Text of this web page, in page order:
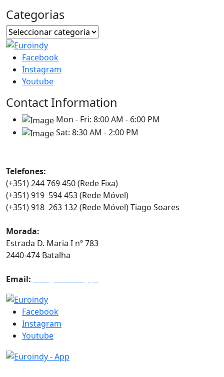
Categorias
Facebook
Instagram
Youtube
Contact Information
Mon - Fri: 8:00 AM - 6:00 PM
Sat: 8:30 AM - 2:00 PM
Telefones:
(+351) 244 769 450 (Rede Fixa)
(+351) 919 594 453 (Rede Móvel)
(+351) 918 263 132 (Rede Móvel) Tiago Soares
Morada:
Estrada D. Maria I nº 783
2440-474 Batalha
Email:
Facebook
Instagram
Youtube